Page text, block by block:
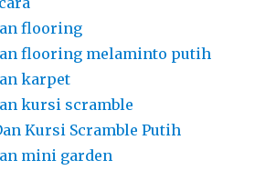
flooring
flooring melaminto putih
karpet
kursi scramble
Kursi Scramble Putih
mini garden